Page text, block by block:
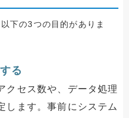
下の3つの目的がありま
る
クセス数や、データ処理
します。事前にシステム